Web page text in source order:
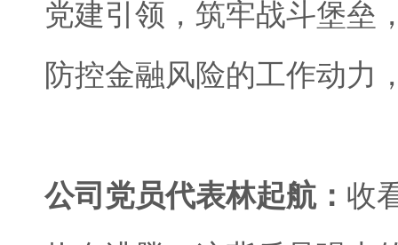
党建引领，筑牢战斗堡垒
防控金融风险的工作动力
公司党员代表林起航： 收